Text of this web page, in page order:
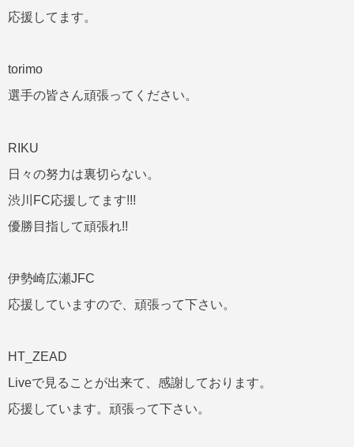
応援してます。
torimo
選手の皆さん頑張ってください。
RIKU
日々の努力は裏切らない。
渋川FC応援してます!!!
優勝目指して頑張れ!!
伊勢崎広瀬JFC
応援していますので、頑張って下さい。
HT_ZEAD
Liveで見ることが出来て、感謝しております。
応援しています。頑張って下さい。